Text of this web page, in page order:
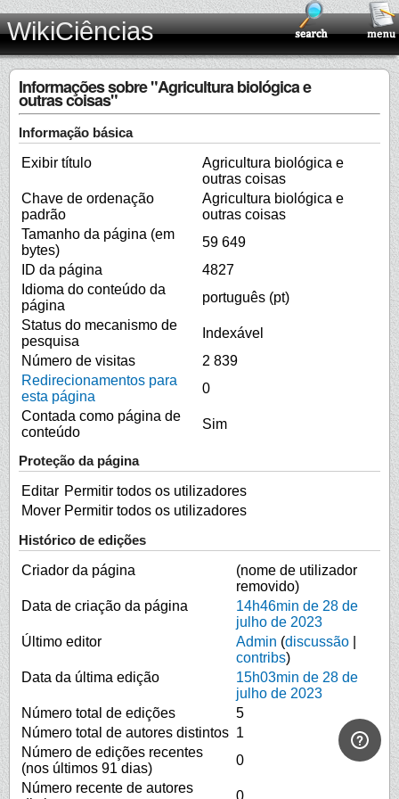
WikiCiências
Informações sobre "Agricultura biológica e
outras coisas"
Informação básica
Exibir título
Agricultura biológica e
outras coisas
Chave de ordenação
padrão
Agricultura biológica e
outras coisas
Tamanho da página (em
bytes)
59 649
ID da página
4827
Idioma do conteúdo da
página
português (pt)
Status do mecanismo de
pesquisa
Indexável
Número de visitas
2 839
Redirecionamentos para
esta página
0
Contada como página de
conteúdo
Sim
Proteção da página
Editar Permitir todos os utilizadores
Mover Permitir todos os utilizadores
Histórico de edições
Criador da página
(nome de utilizador
removido)
Data de criação da página
14h46min de 28 de
julho de 2023
Último editor
Admin (discussão
contribs)
Data da última edição
15h03min de 28 de
julho de 2023
Número total de edições
5
Número total de autores distintos 1
Número de edições recentes
(nos últimos 91 dias)
0
Número recente de autores
0